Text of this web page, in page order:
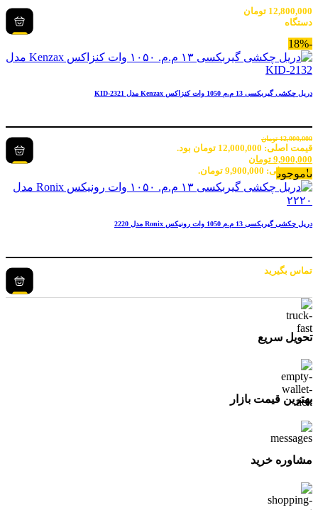
12,800,000 تومان
دستگاه
-18%
دریل چکشی گیربکسی 13 م.م 1050 وات کنزاکس Kenzax مدل KID-2321
12,000,000 تومان
قیمت اصلی: 12,000,000 تومان بود.
9,900,000 تومان
قیمت فعلی: 9,900,000 تومان.
ناموجود
دریل چکشی گیربکسی 13 م.م 1050 وات رونیکس Ronix مدل 2220
تماس بگیرید
تحویل سریع
بهترین قیمت بازار
مشاوره خرید